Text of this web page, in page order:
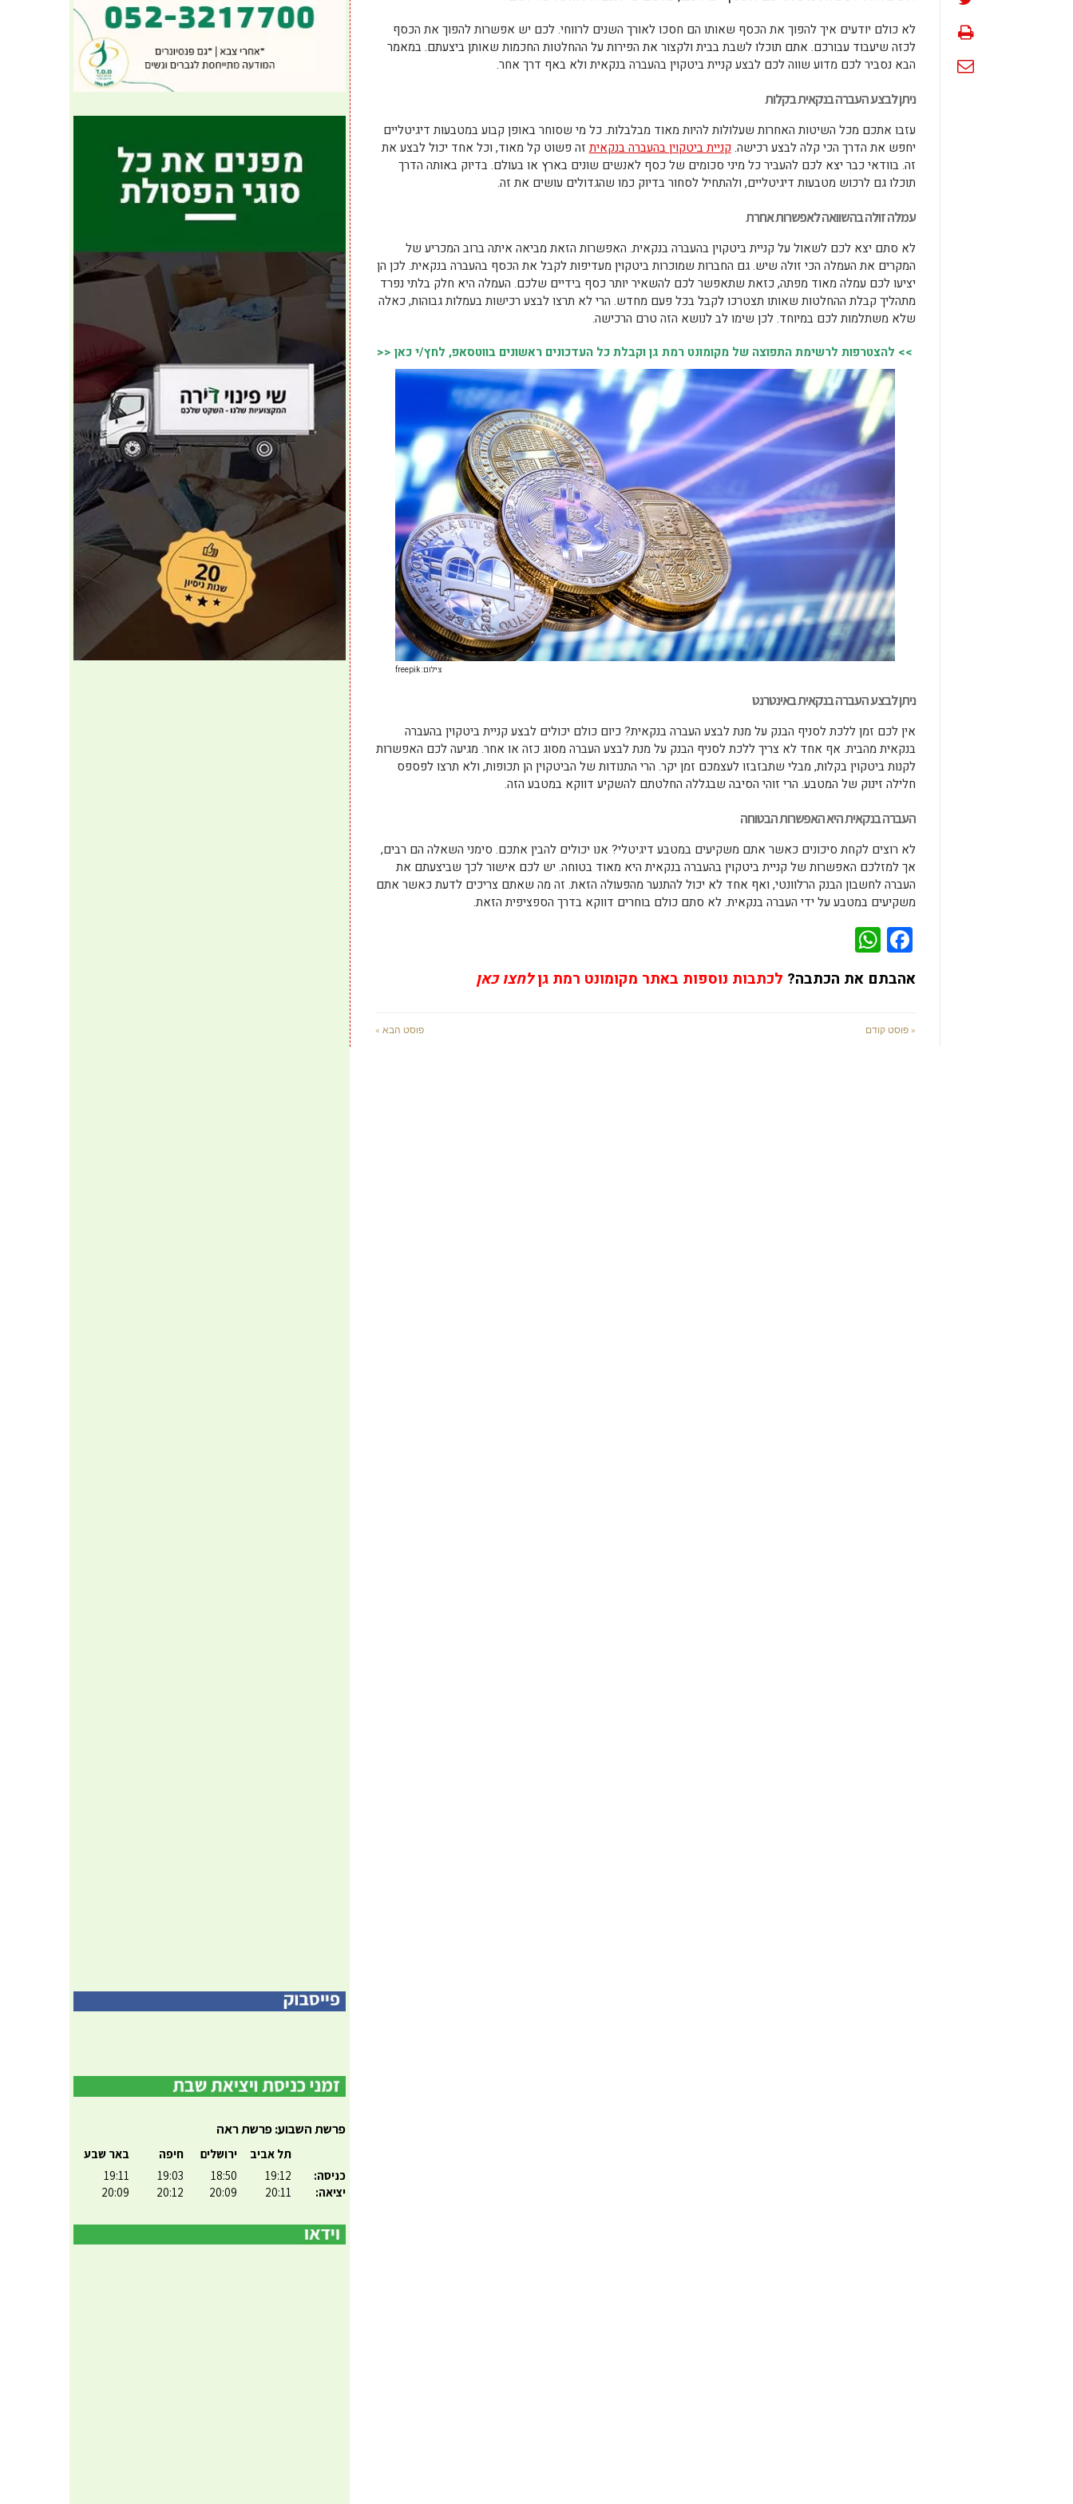
לא כולם יודעים איך להפוך את הכסף שאותו הם חסכו לאורך השנים לרווחי. לכם יש אפשרות להפוך את הכסף
לכזה שיעבוד עבורכם. אתם תוכלו לשבת בבית ולקצור את הפירות על ההחלטות החכמות שאותן ביצעתם. במאמר
הבא נסביר לכם מדוע שווה לכם לבצע קניית ביטקוין בהעברה בנקאית ולא באף דרך אחר.
ניתן לבצע העברה בנקאית בקלות
עזבו אתכם מכל השיטות האחרות שעלולות להיות מאוד מבלבלות. כל מי שסוחר באופן קבוע במטבעות דיגיטליים
יחפש את הדרך הכי קלה לבצע רכישה. קניית ביטקוין בהעברה בנקאית זה פשוט קל מאוד, וכל אחד יכול לבצע את
זה. בוודאי כבר יצא לכם להעביר כל מיני סכומים של כסף לאנשים שונים בארץ או בעולם. בדיוק באותה הדרך
תוכלו גם לרכוש מטבעות דיגיטליים, ולהתחיל לסחור בדיוק כמו שהגדולים עושים את זה.
עמלה זולה בהשוואה לאפשרות אחרת
לא סתם יצא לכם לשאול על קניית ביטקוין בהעברה בנקאית. האפשרות הזאת מביאה איתה ברוב המכריע של
המקרים את העמלה הכי זולה שיש. גם החברות שמוכרות ביטקוין מעדיפות לקבל את הכסף בהעברה בנקאית. לכן הן
יציעו לכם עמלה מאוד מפתה, כזאת שתאפשר לכם להשאיר יותר כסף בידיים שלכם. העמלה היא חלק בלתי נפרד
מתהליך קבלת ההחלטות שאותו תצטרכו לקבל בכל פעם מחדש. הרי לא תרצו לבצע רכישות בעמלות גבוהות, כאלה
שלא משתלמות לכם במיוחד. לכן שימו לב לנושא הזה טרם הרכישה.
>> להצטרפות לרשימת התפוצה של מקומונט רמת גן וקבלת כל העדכונים ראשונים בווטסאפ, לחץ/י כאן <<
צילום: freepik
ניתן לבצע העברה בנקאית באינטרנט
אין לכם זמן ללכת לסניף הבנק על מנת לבצע העברה בנקאית? כיום כולם יכולים לבצע קניית ביטקוין בהעברה
בנקאית מהבית. אף אחד לא צריך ללכת לסניף הבנק על מנת לבצע העברה מסוג כזה או אחר. מגיעה לכם האפשרות
לקנות ביטקוין בקלות, מבלי שתבזבזו לעצמכם זמן יקר. הרי התנודות של הביטקוין הן תכופות, ולא תרצו לפספס
חלילה זינוק של המטבע. הרי זוהי הסיבה שבגללה החלטתם להשקיע דווקא במטבע הזה.
העברה בנקאית היא האפשרות הבטוחה
לא רוצים לקחת סיכונים כאשר אתם משקיעים במטבע דיגיטלי? אנו יכולים להבין אתכם. סימני השאלה הם רבים,
אך למזלכם האפשרות של קניית ביטקוין בהעברה בנקאית היא מאוד בטוחה. יש לכם אישור לכך שביצעתם את
העברה לחשבון הבנק הרלוונטי, ואף אחד לא יכול להתנער מהפעולה הזאת. זה מה שאתם צריכים לדעת כאשר אתם
משקיעים במטבע על ידי העברה בנקאית. לא סתם כולם בוחרים דווקא בדרך הספציפית הזאת.
Facebook
אהבתם את הכתבה? לכתבות נוספות באתר מקומונט רמת גןלחצו כאן
« פוסט קודם פוסט הבא »
פרשת השבוע: פרשת ראה
כניסה:
יציאה:
תל אביב
19:12
20:11
ירושלים
18:50
20:09
חיפה
19:03
20:12
באר שבע
19:11
20:09